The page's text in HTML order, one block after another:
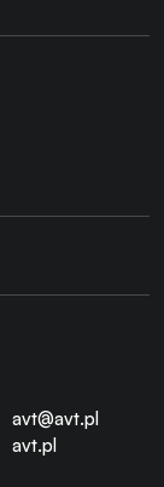
avt@avt.pl
avt.pl